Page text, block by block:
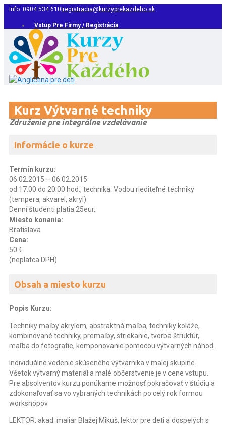
info: 0904 534 610 registracia@kurzyprekazdeho.sk
Vstup Pre Firmy / Registrácia
Kurz Výtvarné techniky
Združenie pre integrálne vzdelávanie
Informácie o kurze
Termín kurzu:
06.02.2015 – 06.02.2015
od 17.00 do 20.00 hod., technika: Vodou riediteľné techniky
(tempera, akvarel, akryl)
Denní študenti platia 25eur.
Miesto konania:
Bratislava
Cena:
50 €
(neplatca DPH)
Obsah a miesto kurzu
Popis Kurzu:
Techniky maľby akrylom, abstraktná maľba, techniky koláže,
kombinované techniky, premaľby, striekanie, tvorba štruktúr,
maľba do fotografie, komponovanie pomocou výtvarných náhod.
Individuálne vedenie skúseného výtvarníka v malej skupine.
Všetok výtvarný materiál a malé občerstvenie je v cene vstupu.
Pre absolventov kurzu ponúkame možnosť pokračovať v štúdiu a
zdokonaľovať sa vo vybraných technikách po celý rok formou
workshopov.
LEKTOR: akad. maliar Blažej Mikuš, lektor pre deti a dospelých s